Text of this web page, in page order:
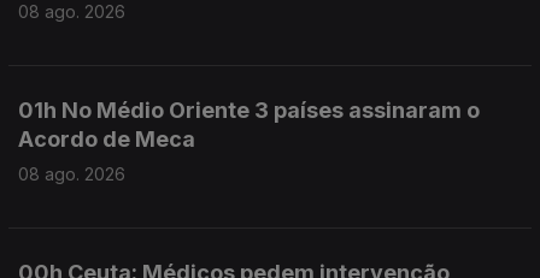
08 ago. 2026
01h No Médio Oriente 3 países assinaram o
Acordo de Meca
08 ago. 2026
00h Ceuta: Médicos pedem intervenção